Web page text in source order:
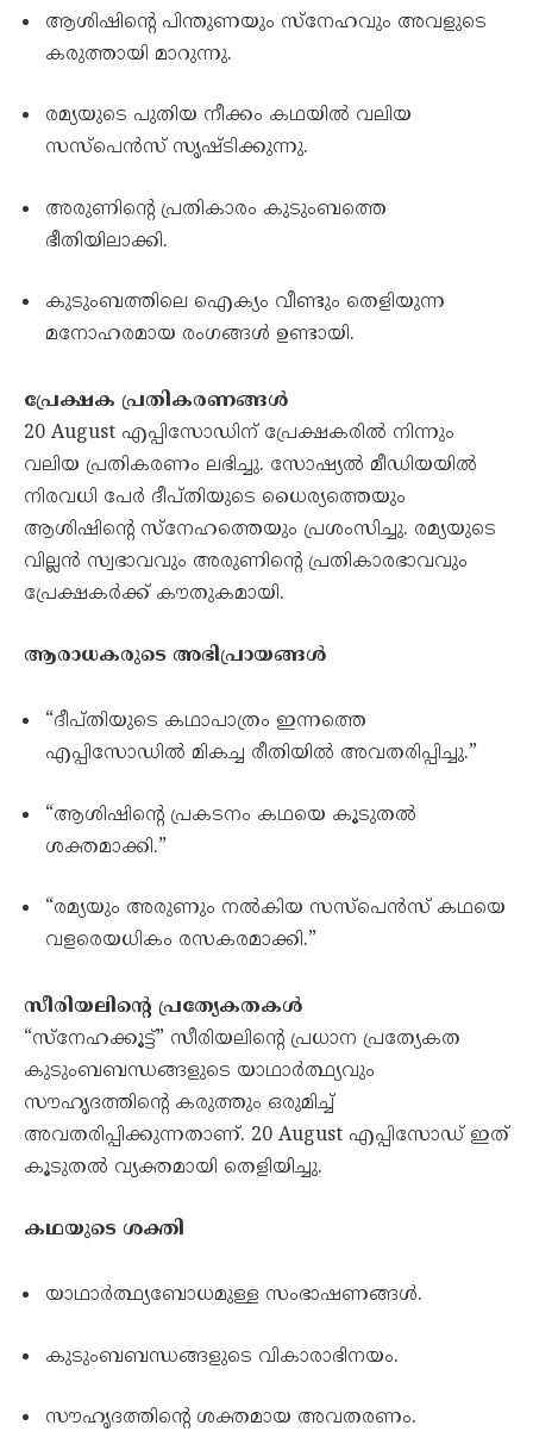
ആശിഷിന്റെ പിന്തുണയും സ്‌നേഹവും അവളുടെ
കരുത്തായി മാറുന്നു.
രമ്യയുടെ പുതിയ നീക്കം കഥയിൽ വലിയ
സസ്പെൻസ് സൃഷ്ടിക്കുന്നു.
അരുണിന്റെ പ്രതികാരം കുടുംബത്തെ
ഭീതിയിലാക്കി.
കുടുംബത്തിലെ ഐക്യം വീണ്ടും തെളിയുന്ന
മനോഹരമായ രംഗങ്ങൾ ഉണ്ടായി.
പ്രേക്ഷക പ്രതികരണങ്ങൾ
20 August എപ്പിസോഡിന് പ്രേക്ഷകരിൽ നിന്നും
വലിയ പ്രതികരണം ലഭിച്ചു. സോഷ്യൽ മീഡിയയിൽ
നിരവധി പേർ ദീപ്തിയുടെ ധൈര്യത്തെയും
ആശിഷിന്റെ സ്‌നേഹത്തെയും പ്രശംസിച്ചു. രമ്യയുടെ
വില്ലൻ സ്വഭാവവും അരുണിന്റെ പ്രതികാരഭാവവും
പ്രേക്ഷകർക്ക് കൗതുകമായി.
ആരാധകരുടെ അഭിപ്രായങ്ങൾ
“ദീപ്തിയുടെ കഥാപാത്രം ഇന്നത്തെ
എപ്പിസോഡിൽ മികച്ച രീതിയിൽ അവതരിപ്പിച്ചു.”
“ആശിഷിന്റെ പ്രകടനം കഥയെ കൂടുതൽ
ശക്തമാക്കി.”
“രമ്യയും അരുണും നൽകിയ സസ്പെൻസ് കഥയെ
വളരെയധികം രസകരമാക്കി.”
സീരിയലിന്റെ പ്രത്യേകതകൾ
“സ്നേഹക്കൂട്ട്” സീരിയലിന്റെ പ്രധാന പ്രത്യേകത
കുടുംബബന്ധങ്ങളുടെ യാഥാർത്ഥ്യവും
സൗഹൃദത്തിന്റെ കരുത്തും ഒരുമിച്ച്
അവതരിപ്പിക്കുന്നതാണ്. 20 August എപ്പിസോഡ് ഇത്
കൂടുതൽ വ്യക്തമായി തെളിയിച്ചു.
കഥയുടെ ശക്തി
യാഥാർത്ഥ്യബോധമുള്ള സംഭാഷണങ്ങൾ.
കുടുംബബന്ധങ്ങളുടെ വികാരാഭിനയം.
സൗഹൃദത്തിന്റെ ശക്തമായ അവതരണം.